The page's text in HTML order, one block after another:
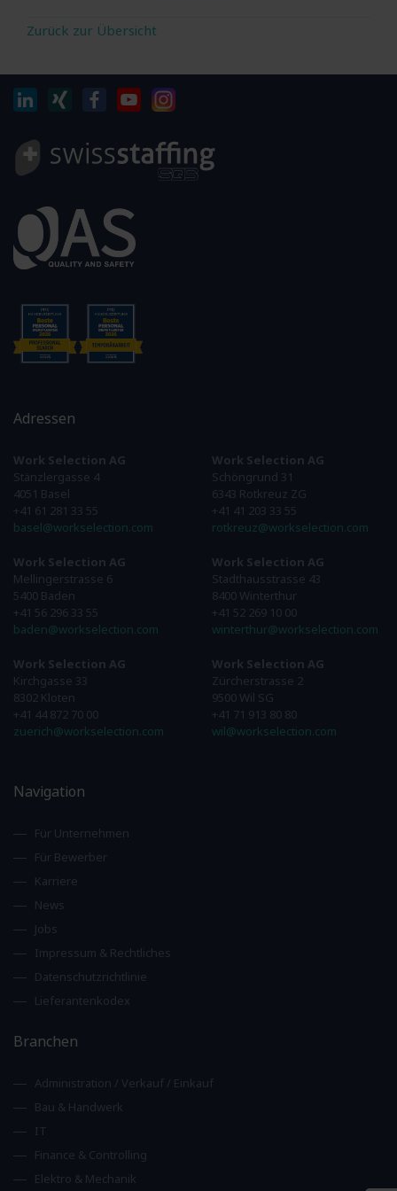
Zurück zur Übersicht
Adressen
Work Selection AG
Stänzlergasse 4
4051 Basel
+41 61 281 33 55
basel@workselection.com
Work Selection AG
Mellingerstrasse 6
5400 Baden
+41 56 296 33 55
baden@workselection.com
Work Selection AG
Kirchgasse 33
8302 Kloten
+41 44 872 70 00
zuerich@workselection.com
Work Selection AG
Schöngrund 31
6343 Rotkreuz ZG
+41 41 203 33 55
rotkreuz@workselection.com
Work Selection AG
Stadthausstrasse 43
8400 Winterthur
+41 52 269 10 00
winterthur@workselection.com
Work Selection AG
Zürcherstrasse 2
9500 Wil SG
+41 71 913 80 80
wil@workselection.com
Navigation
Für Unternehmen
Für Bewerber
Karriere
News
Jobs
Impressum & Rechtliches
Datenschutzrichtlinie
Lieferantenkodex
Branchen
Administration / Verkauf / Einkauf
Bau & Handwerk
IT
Finance & Controlling
Elektro & Mechanik